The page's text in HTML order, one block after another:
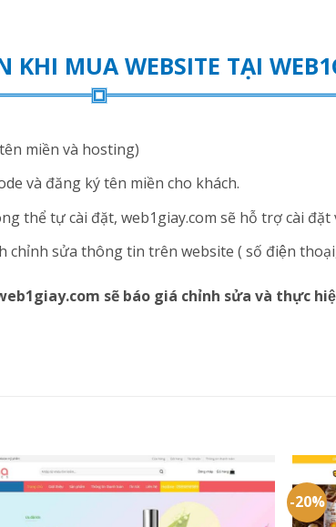
KHI MUA WEBSITE TẠI
miền và hosting)
và đăng ký tên miền cho khách.
thể tự cài đặt, web1giay.com sẽ hỗ trợ cài
chỉnh sửa thông tin trên website ( số điện
sẽ báo giá chỉnh sửa và thực
-20%